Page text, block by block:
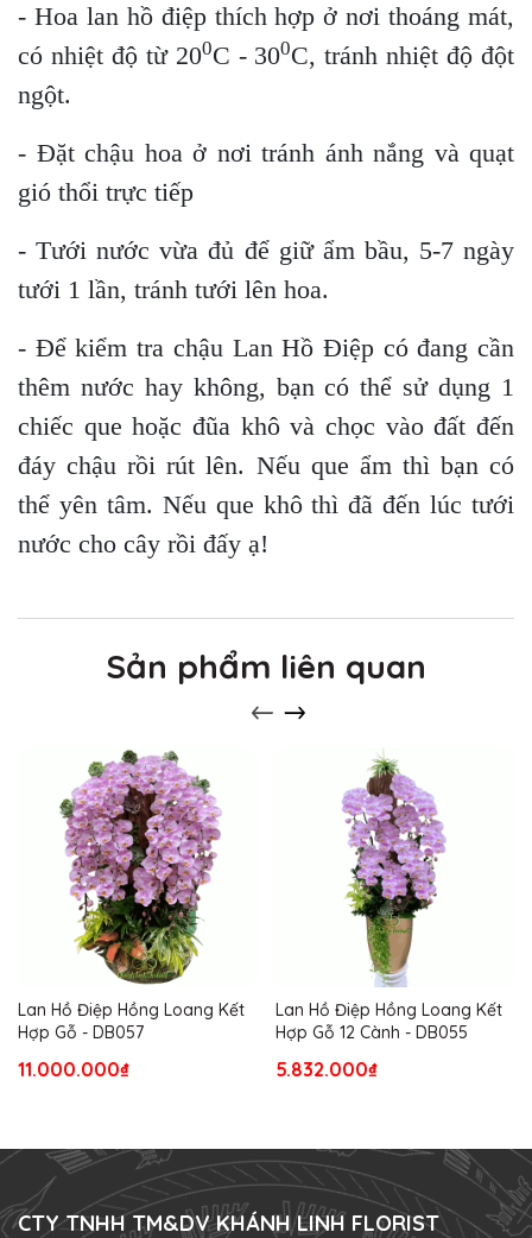
- Hoa lan hồ điệp thích hợp ở nơi thoáng mát,
có nhiệt độ từ 200C - 300C, tránh nhiệt độ đột
ngột.
- Đặt chậu hoa ở nơi tránh ánh nắng và quạt
gió thổi trực tiếp
- Tưới nước vừa đủ để giữ ẩm bầu, 5-7 ngày
tưới 1 lần, tránh tưới lên hoa.
- Để kiểm tra chậu Lan Hồ Điệp có đang cần
thêm nước hay không, bạn có thể sử dụng 1
chiếc que hoặc đũa khô và chọc vào đất đến
đáy chậu rồi rút lên. Nếu que ẩm thì bạn có
thể yên tâm. Nếu que khô thì đã đến lúc tưới
nước cho cây rồi đấy ạ!
Sản phẩm liên quan
Lan Hồ Điệp Hồng Loang Kết
Hợp Gỗ - DB057
11.000.000₫
Lan Hồ Điệp Hồng Loang Kết
Hợp Gỗ 12 Cành - DB055
5.832.000₫
CTY TNHH TM&DV KHÁNH LINH FLORIST